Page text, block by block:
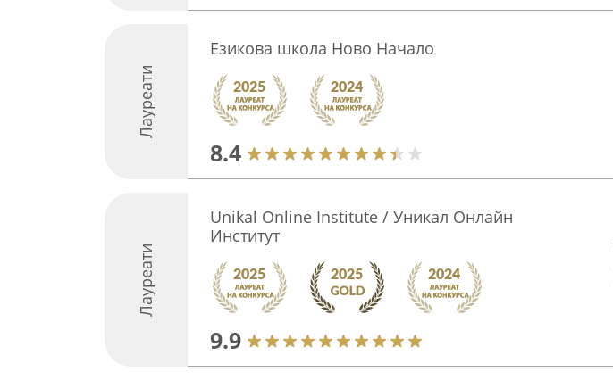
Лауреати
Езикова школа Ново Начало
8.4
Лауреати
Unikal Online Institute / Уникал Онлайн
Институт
9.9